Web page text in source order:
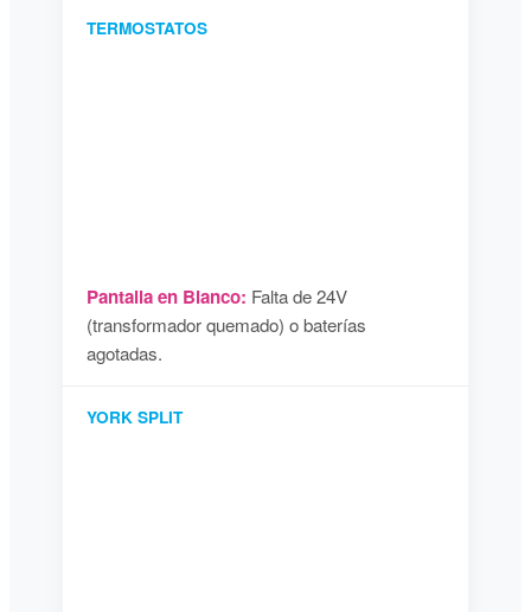
TERMOSTATOS
Pantalla en Blanco: Falta de 24V
(transformador quemado) o baterías
agotadas.
YORK SPLIT